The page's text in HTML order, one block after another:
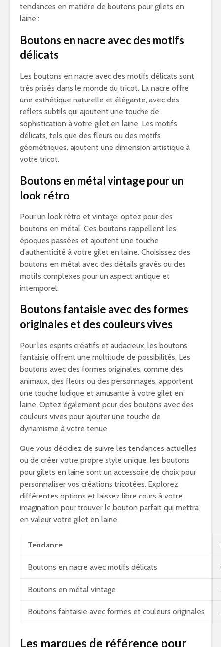
tendances en matière de boutons pour gilets en
laine :
Boutons en nacre avec des motifs
délicats
Les boutons en nacre avec des motifs délicats sont
très prisés dans le monde du tricot. La nacre offre
une esthétique naturelle et élégante, avec des
reflets subtils qui ajoutent une touche de
sophistication à votre gilet en laine. Les motifs
délicats, tels que des fleurs ou des motifs
géométriques, ajoutent une dimension artistique à
votre tricot.
Boutons en métal vintage pour un
look rétro
Pour un look rétro et vintage, optez pour des
boutons en métal. Ces boutons rappellent les
époques passées et ajoutent une touche
d’authenticité à votre gilet en laine. Choisissez des
boutons en métal avec des détails gravés ou des
motifs complexes pour un aspect antique et
intemporel.
Boutons fantaisie avec des formes
originales et des couleurs vives
Pour les esprits créatifs et audacieux, les boutons
fantaisie offrent une multitude de possibilités. Les
boutons avec des formes originales, comme des
animaux, des fleurs ou des personnages, apportent
une touche ludique et amusante à votre gilet en
laine. Optez également pour des boutons avec des
couleurs vives pour ajouter une touche de
dynamisme à votre tenue.
Que vous décidiez de suivre les tendances actuelles
ou de créer votre propre style unique, les boutons
pour gilets en laine sont un accessoire de choix pour
personnaliser vos créations tricotées. Explorez
différentes options et laissez libre cours à votre
imagination pour trouver le bouton parfait qui mettra
en valeur votre gilet en laine.
Tendance
Boutons en nacre avec motifs délicats
Boutons en métal vintage
Boutons fantaisie avec formes et couleurs originales
Les marques de référence pour